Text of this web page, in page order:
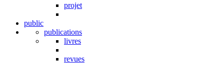
projet
public
publications
livres
revues